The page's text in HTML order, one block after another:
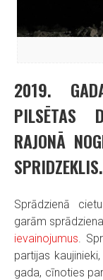
2019.
PILSĒTAS
RAJONĀ
SPRIDZEKLIS.
Sprādzienā
garām
ievainojumus.
partijas
gada, cīnoties